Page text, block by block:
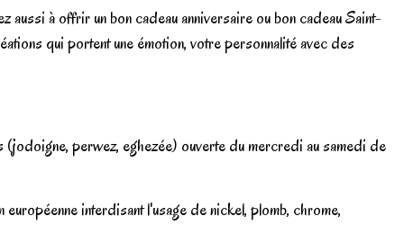
aussi à offrir un bon cadeau anniversaire ou bon cadeau Saint-
qui portent une émotion, votre personnalité avec des
perwez, eghezée) ouverte du mercredi au samedi de
interdisant l'usage de nickel, plomb, chrome,